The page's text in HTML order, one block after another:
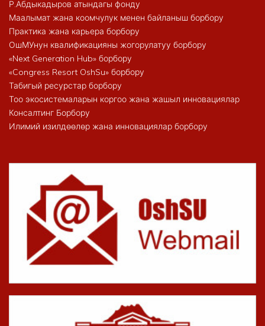
Р.Абдыкадыров атындагы фонду
Маалымат жана коомчулук менен байланыш борбору
Практика жана карьера борбору
ОшМУнун квалификацияны жогорулатуу борбору
«Next Generation Hub» борбору
«Congress Resort OshSu» борбору
Табигый ресурстар борбору
Тоо экосистемаларын коргоо жана жашыл инновациялар
Консалтинг Борбору
Илимий изилдөөлөр жана инновациялар борбору